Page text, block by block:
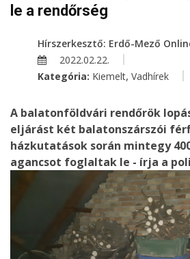
le a rendőrség
Hírszerkesztő: Erdő-Mező
2022.02.22.
Kategória: Kiemelt, Vadhírek
A balatonföldvári rendőrök
eljárást két balatonszárszói
házkutatások során mintegy
agancsot foglaltak le - írja a